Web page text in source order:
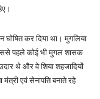
घोषित कर दिया था। मुगलिया
पहले कोई भी मुगल शासक
थे और वे शिया शहजादियों
एवं सेनापति बनाते रहे